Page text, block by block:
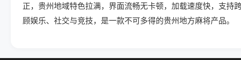
正，贵州地域特色拉满，界面流畅无卡顿，加载速度快，支持
顾娱乐、社交与竞技，是一款不可多得的贵州地方麻将产品。